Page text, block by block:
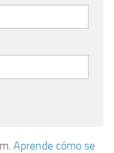
Aprende cómo se